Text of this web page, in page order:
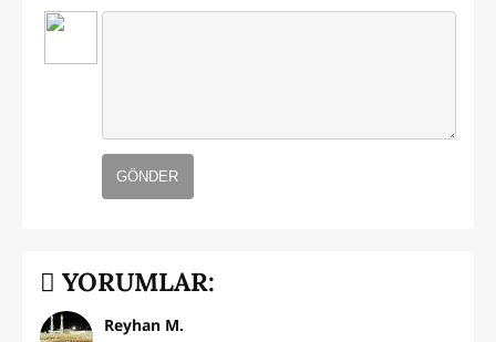
GÖNDER
YORUMLAR:
Reyhan M.